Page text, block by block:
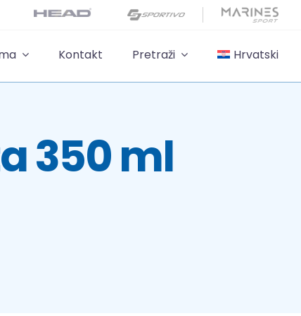
Kontakt Pretraži Hrvatski
350 ml